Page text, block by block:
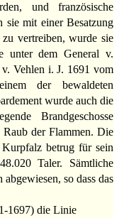
und französische
sie mit einer Besatzung
vertreiben, wurde sie
unter dem General v.
Vehlen i. J. 1691 vom
der bewaldeten
wurde auch die
Brandgeschosse
der Flammen. Die
Kurpfalz betrug für sein
Taler. Sämtliche
so dass das
1697) die Linie